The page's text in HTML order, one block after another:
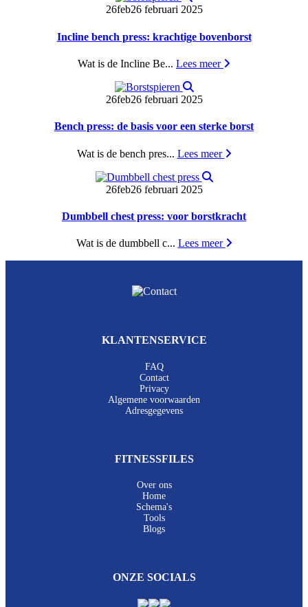
26feb26 februari 2025
Incline bench press: krachtige bovenborst
Wat is de Incline Be... Lees meer
26feb26 februari 2025
Bench press: de basis voor een sterke borst
Wat is de bench pres... Lees meer
26feb26 februari 2025
Dumbbell chest press: voor borstkracht
Wat is de dumbbell c... Lees meer
KLANTENSERVICE
FAQ
Contact
Privacy
Algemene voorwaarden
Adresgegevens
FITNESSFILES
Over ons
Home
Schema's
Tools
Blogs
ONZE SOCIALS